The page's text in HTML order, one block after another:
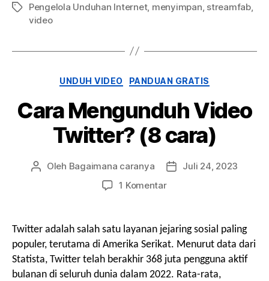
Tag Pengelola Unduhan Internet, menyimpan streamfab,
video
Kategori
UNDUH VIDEO PANDUAN GRATIS
Cara Mengunduh Video
Twitter? (8 cara)
Penulis
Oleh Bagaimana caranya
Tanggal
Juli 24, 2023
1 Komentarpada
Video
Twitter?
(8
cara)
Twitter adalah salah satu layanan jejaring sosial paling
populer, terutama di Amerika Serikat. Menurut data dari
Statista, Twitter telah berakhir 368 juta pengguna aktif
bulanan di seluruh dunia dalam 2022. Rata-rata,